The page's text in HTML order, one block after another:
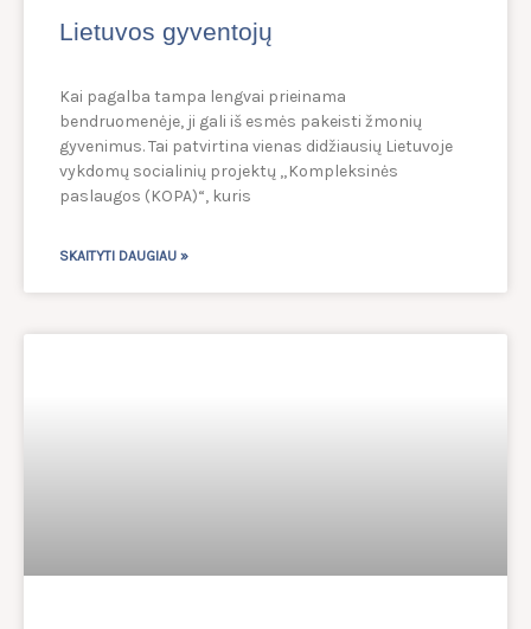
Lietuvos gyventojų
Kai pagalba tampa lengvai prieinama
bendruomenėje, ji gali iš esmės pakeisti žmonių
gyvenimus. Tai patvirtina vienas didžiausių Lietuvoje
vykdomų socialinių projektų „Kompleksinės
paslaugos (KOPA)“, kuris
SKAITYTI DAUGIAU »